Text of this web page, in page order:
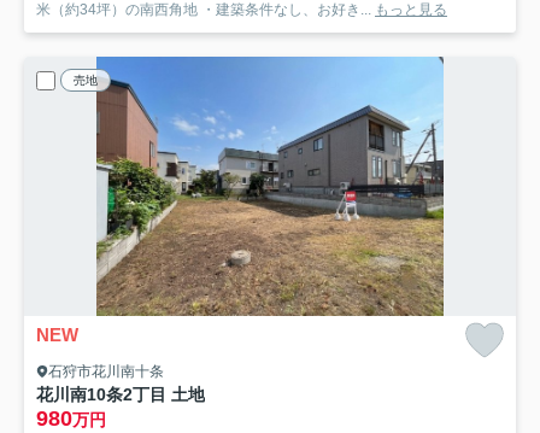
米（約34坪）の南西角地 ・建築条件なし、お好き... もっと見る
売地
NEW
石狩市花川南十条
花川南10条2丁目 土地
980万円